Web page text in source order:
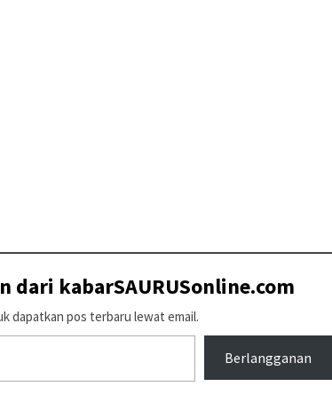
dari kabarSAURUSonline.com
dapatkan pos terbaru lewat email.
Berlangganan